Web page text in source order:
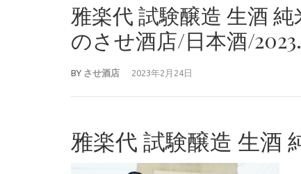
雅楽代 試験醸造 生酒
のさせ酒店/日本酒/
BY させ酒店 2023年2月24日
雅楽代 試験醸造 生酒